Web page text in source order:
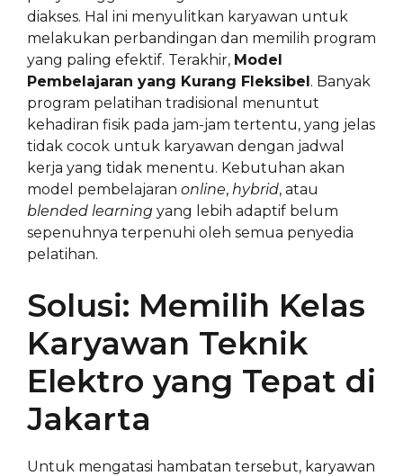
diakses. Hal ini menyulitkan karyawan untuk
melakukan perbandingan dan memilih program
yang paling efektif. Terakhir, Model
Pembelajaran yang Kurang Fleksibel. Banyak
program pelatihan tradisional menuntut
kehadiran fisik pada jam-jam tertentu, yang jelas
tidak cocok untuk karyawan dengan jadwal
kerja yang tidak menentu. Kebutuhan akan
model pembelajaran online, hybrid, atau
blended learning yang lebih adaptif belum
sepenuhnya terpenuhi oleh semua penyedia
pelatihan.
Solusi: Memilih Kelas
Karyawan Teknik
Elektro yang Tepat di
Jakarta
Untuk mengatasi hambatan tersebut, karyawan